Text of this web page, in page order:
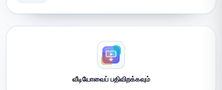
வீடியோவைப் பதிவிறக்கவும்